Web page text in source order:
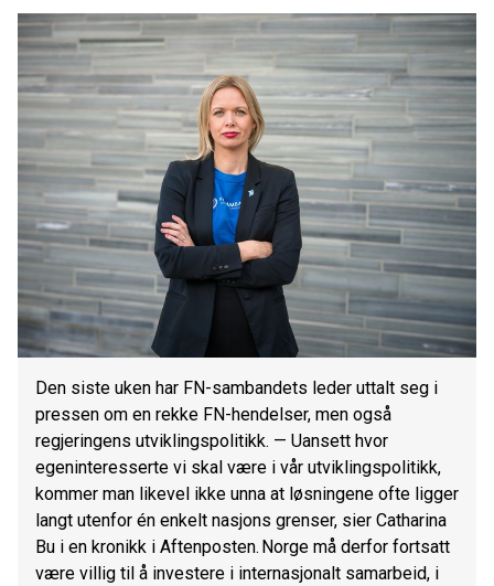
Den siste uken har FN-sambandets leder uttalt seg i
pressen om en rekke FN-hendelser, men også
regjeringens utviklingspolitikk. — Uansett hvor
egeninteresserte vi skal være i vår utviklingspolitikk,
kommer man likevel ikke unna at løsningene ofte ligger
langt utenfor én enkelt nasjons grenser, sier Catharina
Bu i en kronikk i Aftenposten. Norge må derfor fortsatt
være villig til å investere i internasjonalt samarbeid, i